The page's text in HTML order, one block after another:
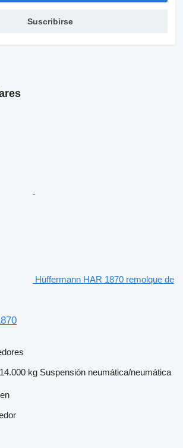
Suscribirse
Hüffermann HAR 1870 remolque de
14.000 kg Suspensión neumática/neumática